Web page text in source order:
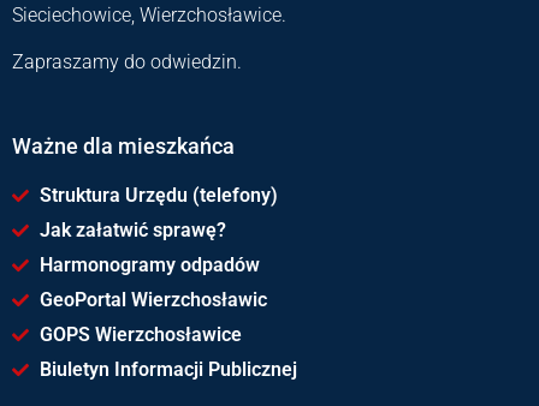
Sieciechowice, Wierzchosławice.
Zapraszamy do odwiedzin.
Ważne dla mieszkańca
Struktura Urzędu (telefony)
Jak załatwić sprawę?
Harmonogramy odpadów
GeoPortal Wierzchosławic
GOPS Wierzchosławice
Biuletyn Informacji Publicznej